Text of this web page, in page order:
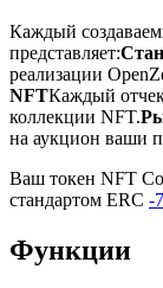
Каждый
представляет:
реализации
NFTКаждый
коллекции NFT.
на аукцион ваши
Ваш токен NFT
стандартом ERC -
Функции